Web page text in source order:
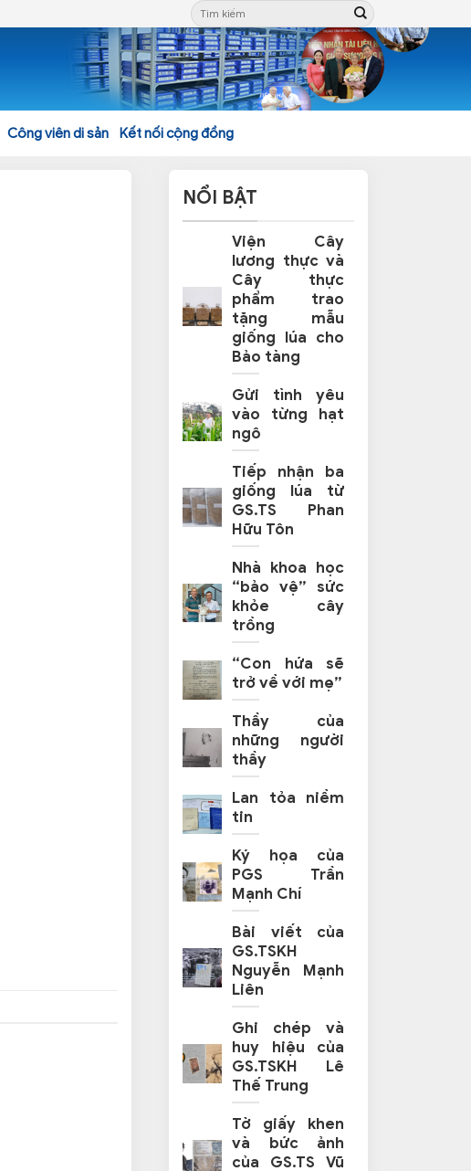
Công viên di sản Kết nối cộng đồng
NỔI BẬT
Viện Cây
lương thực và
Cây thực
phẩm trao
tặng mẫu
giống lúa cho
Bảo tàng
Gửi tình yêu
vào từng hạt
ngô
Tiếp nhận ba
giống lúa từ
GS.TS Phan
Hữu Tôn
Nhà khoa học
“bảo vệ” sức
khỏe cây
trồng
“Con hứa sẽ
trở về với mẹ”
Thầy của
những người
thầy
Lan tỏa niềm
tin
Ký họa của
PGS Trần
Mạnh Chí
Bài viết của
GS.TSKH
Nguyễn Mạnh
Liên
Ghi chép và
huy hiệu của
GS.TSKH Lê
Thế Trung
Tờ giấy khen
và bức ảnh
của GS.TS Vũ